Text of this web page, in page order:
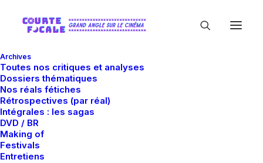
Archives
Toutes nos critiques et analyses
Dossiers thématiques
Nos réals fétiches
Rétrospectives (par réal)
Intégrales : les sagas
DVD / BR
Making of
Festivals
Entretiens